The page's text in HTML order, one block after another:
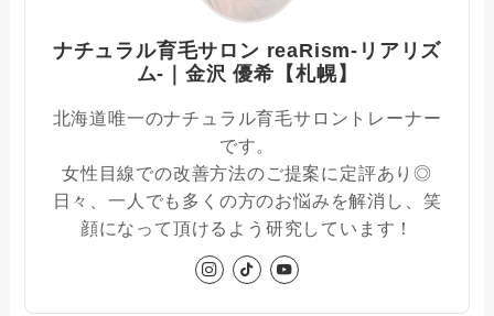
ナチュラル育毛サロン reaRism-リアリズ
ム-｜金沢 優希【札幌】
北海道唯一のナチュラル育毛サロントレーナー
です。
女性目線での改善方法のご提案に定評あり◎
日々、一人でも多くの方のお悩みを解消し、笑
顔になって頂けるよう研究しています！